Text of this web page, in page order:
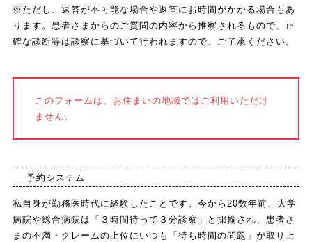
※ただし、返答が不可能な場合や返答にお時間がかかる場合もあ
ります。患者さまからのご質問の内容から推察されるもので、正
確な診断等は診察に基づいて行われますので、ご了承ください。
このフォームは、お住まいの地域ではご利用いただけ
ません。
予約システム
私自身が勤務医時代に経験したことです。今から20数年前、大学
病院や総合病院は「３時間待って３分診察」と揶揄され、患者さ
まの不満・クレームの上位にいつも「待ち時間の問題」が取り上